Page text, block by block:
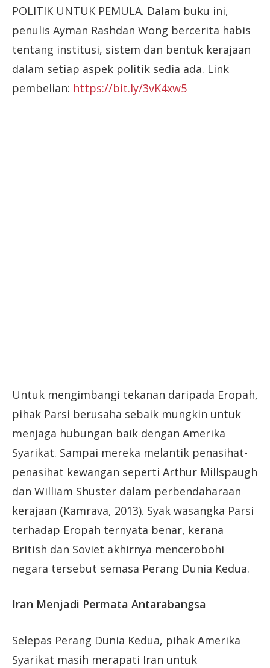
POLITIK UNTUK PEMULA. Dalam buku ini,
penulis Ayman Rashdan Wong bercerita habis
tentang institusi, sistem dan bentuk kerajaan
dalam setiap aspek politik sedia ada. Link
pembelian: https://bit.ly/3vK4xw5
Untuk mengimbangi tekanan daripada Eropah,
pihak Parsi berusaha sebaik mungkin untuk
menjaga hubungan baik dengan Amerika
Syarikat. Sampai mereka melantik penasihat-
penasihat kewangan seperti Arthur Millspaugh
dan William Shuster dalam perbendaharaan
kerajaan (Kamrava, 2013). Syak wasangka Parsi
terhadap Eropah ternyata benar, kerana
British dan Soviet akhirnya mencerobohi
negara tersebut semasa Perang Dunia Kedua.
Iran Menjadi Permata Antarabangsa
Selepas Perang Dunia Kedua, pihak Amerika
Syarikat masih merapati Iran untuk